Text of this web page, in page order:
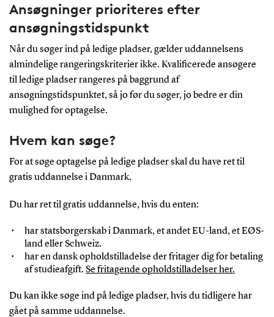
Ansøgninger prioriteres efter
ansøgningstidspunkt
Når du søger ind på ledige pladser, gælder uddannelsens
almindelige rangeringskriterier ikke. Kvalificerede ansøgere
til ledige pladser rangeres på baggrund af
ansøgningstidspunktet, så jo før du søger, jo bedre er din
mulighed for optagelse.
Hvem kan søge?
For at søge optagelse på ledige pladser skal du have ret til
gratis uddannelse i Danmark.
Du har ret til gratis uddannelse, hvis du enten:
har statsborgerskab i Danmark, et andet EU-land, et EØS-
land eller Schweiz.
har en dansk opholdstilladelse der fritager dig for betaling
af studieafgift. Se fritagende opholdstilladelser her.
Du kan ikke søge ind på ledige pladser, hvis du tidligere har
gået på samme uddannelse.